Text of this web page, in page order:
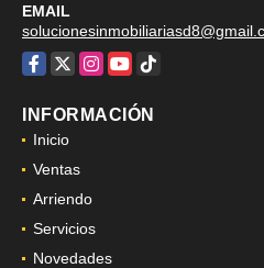
EMAIL
Facebook
X Instagram
YouTube
TikTok
INFORMACIÓN
Inicio
Ventas
Arriendo
Servicios
Novedades